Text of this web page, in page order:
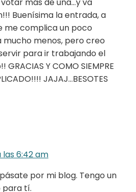
más de una…y va
Buenísima la entrada, a
me complica un poco
mucho menos, pero creo
para ir trabajando el
GRACIAS Y COMO SIEMPRE
JAJAJ…BESOTES
las 6:42 am
por mi blog. Tengo un
para tí.